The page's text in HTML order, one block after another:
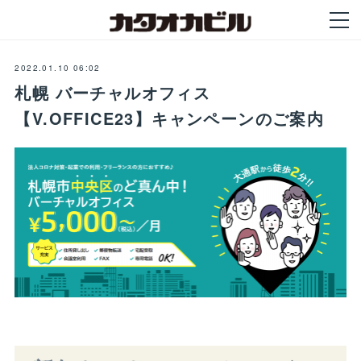
2022.01.10 06:02
札幌 バーチャルオフィス
【V.OFFICE23】キャンペーンのご案内